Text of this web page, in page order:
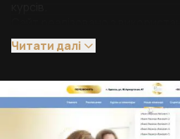
візуальних рішень та анімацій,
підсилити сприйняття бренду
Основна структура
демонстрації навчальних
складності та напрямків, що
швидко знайти необхідний
Читати далі